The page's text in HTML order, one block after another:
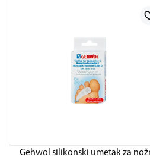
Gehwol silikonski umetak za